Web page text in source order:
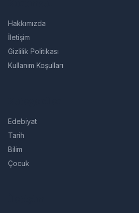
Hakkımızda
İletişim
Gizlilik Politikası
Kullanım Koşulları
Edebiyat
Tarih
Bilim
Çocuk